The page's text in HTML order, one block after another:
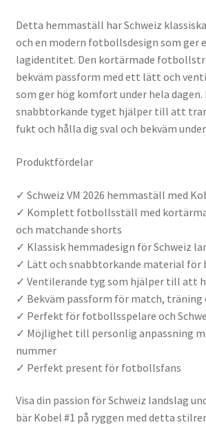
Detta hemmaställ har Schweiz
och en modern fotbollsdesign som ger
lagidentitet. Den kortärmade
bekväm passform med ett lätt och
som ger hög komfort under hela dagen.
snabbtorkande tyget hjälper till att
fukt och hålla dig sval och bekväm
Produktfördelar
✓ Schweiz VM 2026 hemmaställ med
✓ Komplett fotbollsställ med
och matchande shorts
✓ Klassisk hemmadesign för Schweiz
✓ Lätt och snabbtorkande material
✓ Ventilerande tyg som hjälper till att
✓ Bekväm passform för match, träning
✓ Perfekt för fotbollsspelare och
✓ Möjlighet till personlig anpassning
nummer
✓ Perfekt present för fotbollsfans
Visa din passion för Schweiz landslag
bär Kobel #1 på ryggen med detta